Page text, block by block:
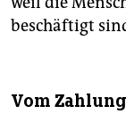
beschäftigt
Vom